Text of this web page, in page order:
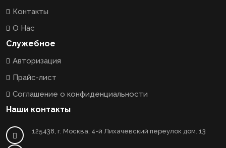
Контакты
О Нас
Служебное
Авторизация
Прайс-лист
Соглашение о конфиденциальности
Наши контакты
125438, г. Москва, 4-й Лихачевский переулок дом. 13